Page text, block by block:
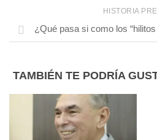
HISTORIA
¿Qué pasa si como los
TAMBIÉN TE PODRÍA